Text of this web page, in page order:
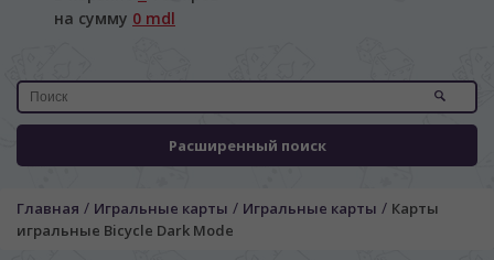
на сумму 0 mdl
Расширенный поиск
Главная / Игральные карты / Игральные карты / Карты
игральные Bicycle Dark Mode